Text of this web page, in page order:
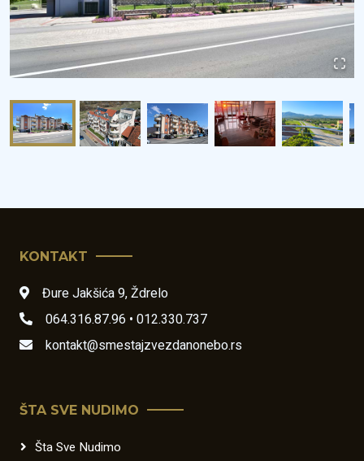
KONTAKT
Đure Jakšića 9,Ždrelo
064.316.87.96 • 012.330.737
kontakt@smestajzvezdanonebo.rs
ŠTA SVE NUDIMO
Šta Sve Nudimo